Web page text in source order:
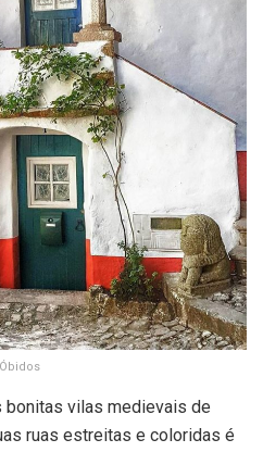
Óbidos
bonitas vilas medievais de
ruas estreitas e coloridas é